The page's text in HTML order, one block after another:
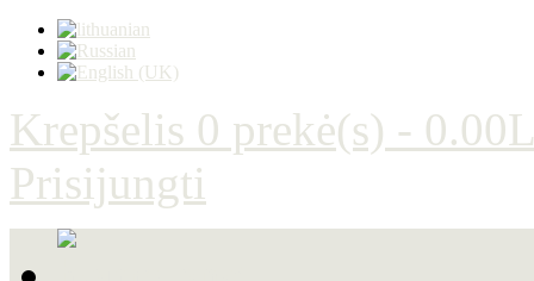
Krepšelis 0 prekė(s) -
Prisijungti